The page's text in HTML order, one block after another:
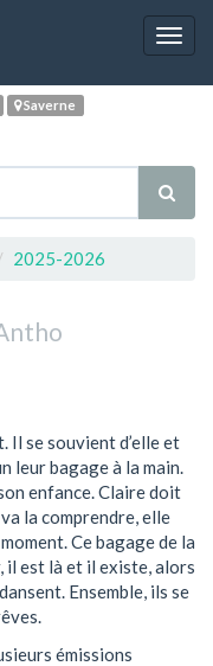
Saverne
2025-2026
Il se souvient d’elle et
leur bagage à la main.
enfance. Claire doit
la comprendre, elle
Ce bagage de la
il est là et il existe, alors
Ensemble, ils se
émissions